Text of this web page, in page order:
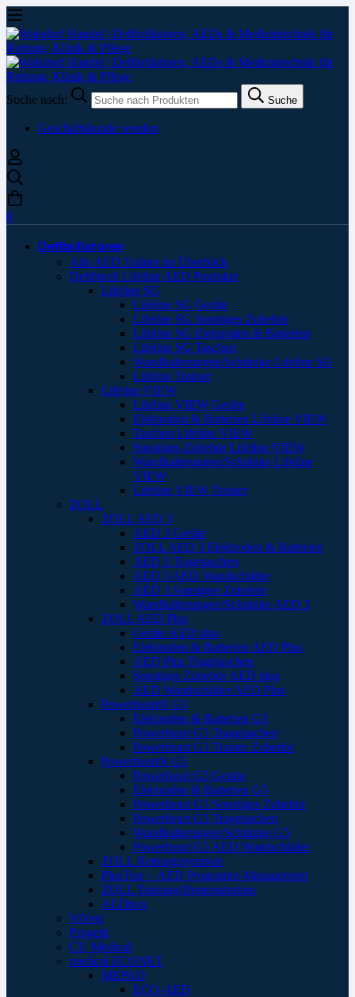
Suche nach: Suche
Geschäftskunde werden
0
Defibrillatoren
Alle AED Trainer im Überblick
Defibtech Lifeline AED Produkte
Lifeline SG
Lifeline SG Geräte
Lifeline SG Sonstiges Zubehör
Lifeline SG Elektroden & Batterien
Lifeline SG Taschen
Wandhalterungen/Schränke Lifeline SG
Lifeline Trainer
Lifeline VIEW
Lifeline VIEW Geräte
Elektroden & Batterien Lifeline VIEW
Taschen Lifeline VIEW
Sonstiges Zubehör Lifeline VIEW
Wandhalterungen/Schränke Lifeline
VIEW
Lifeline VIEW Trainer
ZOLL
ZOLL AED 3
AED 3 Geräte
ZOLL AED 3 Elektroden & Batterien
AED 3 Tragetaschen
AED 3 AED Wandschilder
AED 3 Sonstiges Zubehör
Wandhalterungen/Schränke AED 3
ZOLL AED Plus
Geräte AED plus
Elektroden & Batterien AED Plus
AED Plus Tragetaschen
Sonstiges Zubehör AED plus
AED Wandschilder AED Plus
Powerheart® G3
Elektroden & Batterien G3
Powerheart G5 Tragetaschen
Powerheart G3 Trainer Zubehör
Powerheart® G5
Powerheart G5 Geräte
Elektroden & Batterien G5
Powerheart G5 Sonstiges Zubehör
Powerheart G5 Tragetaschen
Wandhalterungen/Schränke G5
Powerheart G5 AED Wandschilder
ZOLL Rettungssymbole
PlusTrac – AED Programm-Management
ZOLL Training/Demonstration
AEDtrax
ViVest
Progetti
CU Medical
medical ECONET
MEPAD
ECO-AED